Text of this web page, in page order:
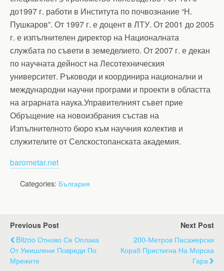
до1997 г. работи в Института по почвознание “Н.
Пушкаров”. От 1997 г. е доцент в ЛТУ. От 2001 до 2005
г. е изпълнителен директор на Националната
службата по съвети в земеделието. От 2007 г. е декан
по научната дейност на Лесотехническия
университет. Ръководи и координира национални и
международни научни програми и проекти в областта
на аграрната наука.Управителният съвет прие
Обръщение на новоизбрания състав на
Изпълнителното бюро към научния колектив и
служителите от Селскостопанската академия.
barometar.net
Categories: България
Previous Post
Blizoo Отново Се Оплака
От Умишлени Повреди По
Мрежите
Next Post
200-Метров Пасажерски
Кораб Пристигна На Морска
Гара